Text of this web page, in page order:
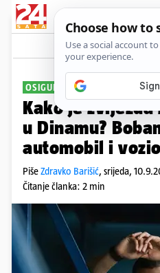
OSIGURAO VELIKO POJAČANJE
Kako je
u Dinamu?
automobil i
PišeZdravko Barišić, srijeda,
Čitanje članka: 2 min